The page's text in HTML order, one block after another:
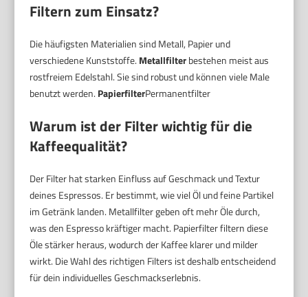
Filtern zum Einsatz?
Die häufigsten Materialien sind Metall, Papier und
verschiedene Kunststoffe. Metallfilterbestehen meist aus
rostfreiem Edelstahl. Sie sind robust und können viele Male
benutzt werden. PapierfilterPermanentfilter
Warum ist der Filter wichtig für die
Kaffeequalität?
Der Filter hat starken Einfluss auf Geschmack und Textur
deines Espressos. Er bestimmt, wie viel Öl und feine Partikel
im Getränk landen. Metallfilter geben oft mehr Öle durch,
was den Espresso kräftiger macht. Papierfilter filtern diese
Öle stärker heraus, wodurch der Kaffee klarer und milder
wirkt. Die Wahl des richtigen Filters ist deshalb entscheidend
für dein individuelles Geschmackserlebnis.